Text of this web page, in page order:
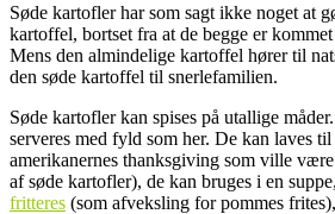
Søde kartofler har som sagt ikke noget at
kartoffel, bortset fra at de begge er
Mens den almindelige kartoffel hører til
den søde kartoffel til snerlefamilien.
Søde kartofler kan spises på utallige
serveres med fyld som her. De kan laves
amerikanernes thanksgiving som ville
af søde kartofler), de kan bruges i en
fritteres (som afveksling for pommes